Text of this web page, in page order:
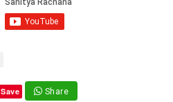
Save Share